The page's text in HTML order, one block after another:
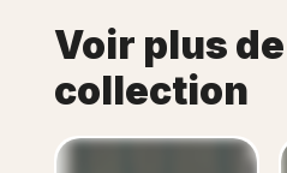
Voir plus
collection